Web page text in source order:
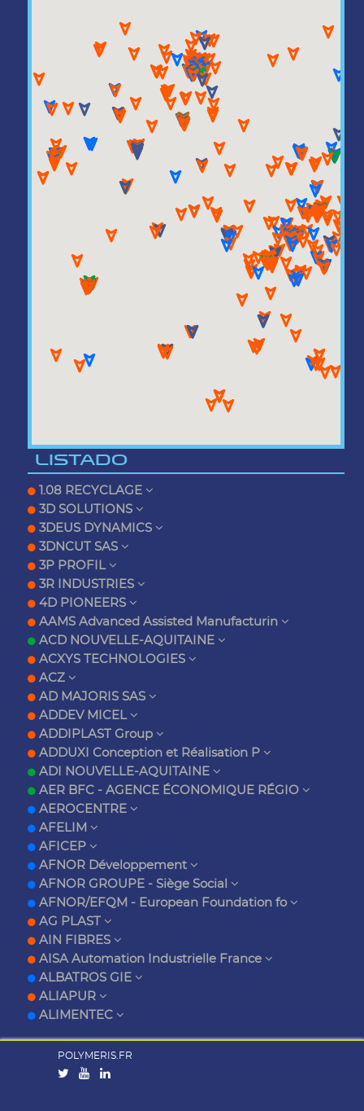
LISTADO
1.08 RECYCLAGE
3D SOLUTIONS
3DEUS DYNAMICS
3DNCUT SAS
3P PROFIL
3R INDUSTRIES
4D PIONEERS
AAMS Advanced Assisted Manufacturin
ACD NOUVELLE-AQUITAINE
ACXYS TECHNOLOGIES
ACZ
AD MAJORIS SAS
ADDEV MICEL
ADDIPLAST Group
ADDUXI Conception et Réalisation P
ADI NOUVELLE-AQUITAINE
AER BFC - AGENCE ÉCONOMIQUE RÉGIO
AEROCENTRE
AFELIM
AFICEP
AFNOR Développement
AFNOR GROUPE - Siège Social
AFNOR/EFQM - European Foundation fo
AG PLAST
AIN FIBRES
AISA Automation Industrielle France
ALBATROS GIE
ALIAPUR
ALIMENTEC
POLYMERIS.FR